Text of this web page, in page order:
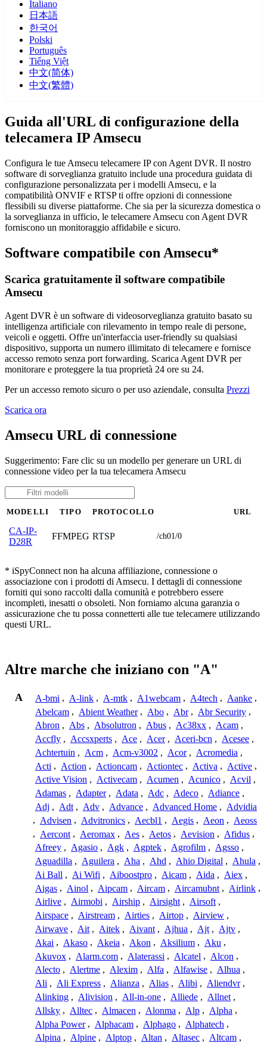
Italiano
日本語
한국어
Polski
Português
Tiếng Việt
中文(简体)
中文(繁體)
Guida all'URL di configurazione della
telecamera IP Amsecu
Configura le tue Amsecu telecamere IP con Agent DVR. Il nostro
software di sorveglianza gratuito include una procedura guidata di
configurazione personalizzata per i modelli Amsecu, e la
compatibilità ONVIF e RTSP ti offre opzioni di connessione
flessibili su diverse piattaforme. Che sia per la sicurezza domestica o
la sorveglianza in ufficio, le telecamere Amsecu con Agent DVR
forniscono un monitoraggio affidabile e sicuro.
Software compatibile con Amsecu*
Scarica gratuitamente il software compatibile
Amsecu
Agent DVR è un software di videosorveglianza gratuito basato su
intelligenza artificiale con rilevamento in tempo reale di persone,
veicoli e oggetti. Offre un'interfaccia user-friendly su qualsiasi
dispositivo, supporta un numero illimitato di telecamere e fornisce
accesso remoto senza port forwarding. Scarica Agent DVR per
monitorare e proteggere la tua proprietà 24 ore su 24.
Per un accesso remoto sicuro o per uso aziendale, consulta Prezzi
Scarica ora
Amsecu URL di connessione
Suggerimento: Fare clic su un modello per generare un URL di
connessione video per la tua telecamera Amsecu
MODELLI TIPO PROTOCOLLO URL
CA-IP-
D28R
FFMPEG RTSP /ch01/0
* iSpyConnect non ha alcuna affiliazione, connessione o
associazione con i prodotti di Amsecu. I dettagli di connessione
forniti qui sono raccolti dalla comunità e potrebbero essere
incompleti, inesatti o obsoleti. Non forniamo alcuna garanzia o
assicurazione che tu possa connetterti alle tue telecamere utilizzando
questi URL.
Altre marche che iniziano con "A"
A A-bmi , A-link , A-mtk , A1webcam , A4tech , Aanke ,
Abelcam , Abient Weather , Abo , Abr , Abr Security ,
Abron , Abs , Absolutron , Abus , Ac38xx , Acam ,
Accfly , Accsxperts , Ace , Acer , Aceri-bcn , Acesee ,
Achtertuin , Acm , Acm-v3002 , Acor , Acromedia ,
Acti , Action , Actioncam , Actiontec , Activa , Active ,
Active Vision , Activecam , Acumen , Acunico , Acvil ,
Adamas , Adapter , Adata , Adc , Adeco , Adiance ,
Adj , Adt , Adv , Advance , Advanced Home , Advidia
, Advisen , Advitronics , Aecbl1 , Aegis , Aeon , Aeoss
, Aercont , Aeromax , Aes , Aetos , Aevision , Afidus ,
Afreey , Agasio , Agk , Agptek , Agrofilm , Agsso ,
Aguadilla , Aguilera , Aha , Ahd , Ahio Digital , Ahula ,
Ai Ball , Ai Wifi , Aiboostpro , Aicam , Aida , Aiex ,
Aigas , Ainol , Aipcam , Aircam , Aircamubnt , Airlink ,
Airlive , Airmobi , Airship , Airsight , Airsoft ,
Airspace , Airstream , Airties , Airtop , Airview ,
Airwave , Ait , Aitek , Aivant , Ajhua , Ajt , Ajtv ,
Akai , Akaso , Akeia , Akon , Aksilium , Aku ,
Akuvox , Alarm.com , Alaterassi , Alcatel , Alcon ,
Alecto , Alertme , Alexim , Alfa , Alfawise , Alhua ,
Ali , Ali Express , Alianza , Alias , Alibi , Aliendvr ,
Alinking , Alivision , All-in-one , Alliede , Allnet ,
Allsky , Alltec , Almacen , Alonma , Alp , Alpha ,
Alpha Power , Alphacam , Alphago , Alphatech ,
Alpina , Alpine , Alptop , Altan , Altasec , Altcam ,